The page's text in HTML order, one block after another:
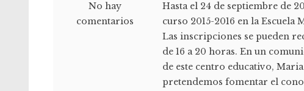
No hay
comentarios
Hasta el 24 de septiembre de
curso 2015-2016 en la Escuela
Las inscripciones se pueden
de 16 a 20 horas. En un
de este centro educativo,
pretendemos fomentar el